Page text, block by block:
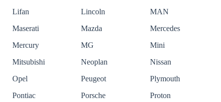
Lifan
Lincoln
MAN
Maserati
Mazda
Mercedes
Mercury
MG
Mini
Mitsubishi
Neoplan
Nissan
Opel
Peugeot
Plymouth
Pontiac
Porsche
Proton